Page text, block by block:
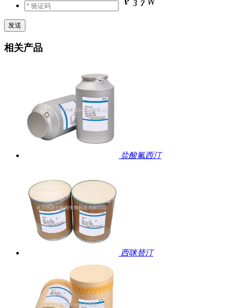
相关产品
盐酸氟西汀
西咪替汀